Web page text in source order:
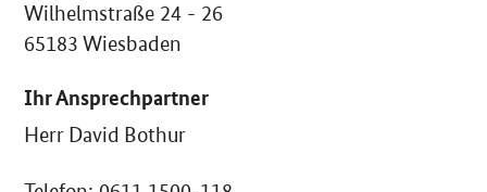
Wilhelmstraße 24 - 26
65183 Wiesbaden
Ihr Ansprechpartner
Herr David Bothur